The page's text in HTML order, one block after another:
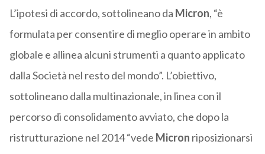
L’ipotesi di accordo, sottolineano da Micron, “è
formulata per consentire di meglio operare in ambito
globale e allinea alcuni strumenti a quanto applicato
dalla Società nel resto del mondo”. L’obiettivo,
sottolineano dalla multinazionale, in linea con il
percorso di consolidamento avviato, che dopo la
ristrutturazione nel 2014 “vede Micron riposizionarsi